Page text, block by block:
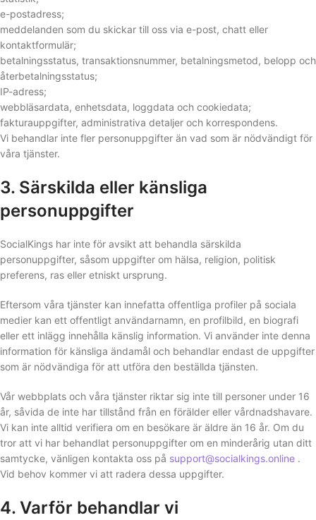
e-postadress;
meddelanden som du skickar till oss via e-post, chatt eller
kontaktformulär;
betalningsstatus, transaktionsnummer, betalningsmetod, belopp och
återbetalningsstatus;
IP-adress;
webbläsardata, enhetsdata, loggdata och cookiedata;
fakturauppgifter, administrativa detaljer och korrespondens.
Vi behandlar inte fler personuppgifter än vad som är nödvändigt för
våra tjänster.
3. Särskilda eller känsliga
personuppgifter
SocialKings har inte för avsikt att behandla särskilda
personuppgifter, såsom uppgifter om hälsa, religion, politisk
preferens, ras eller etniskt ursprung.
Eftersom våra tjänster kan innefatta offentliga profiler på sociala
medier kan ett offentligt användarnamn, en profilbild, en biografi
eller ett inlägg innehålla känslig information. Vi använder inte denna
information för känsliga ändamål och behandlar endast de uppgifter
som är nödvändiga för att utföra den beställda tjänsten.
Vår webbplats och våra tjänster riktar sig inte till personer under 16
år, såvida de inte har tillstånd från en förälder eller vårdnadshavare.
Vi kan inte alltid verifiera om en besökare är äldre än 16 år. Om du
tror att vi har behandlat personuppgifter om en minderårig utan ditt
samtycke, vänligen kontakta oss på support@socialkings.online .
Vid behov kommer vi att radera dessa uppgifter.
4. Varför behandlar vi